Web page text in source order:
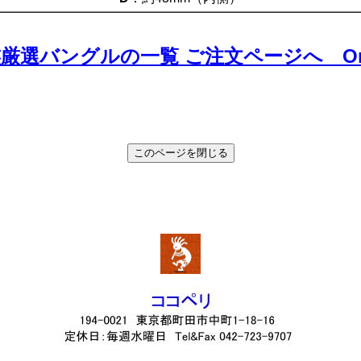
選バングルの一覧 ご注文ページへ